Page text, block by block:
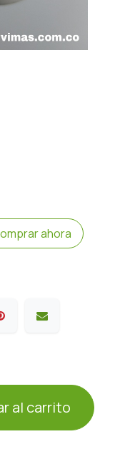
ahora
al carrito